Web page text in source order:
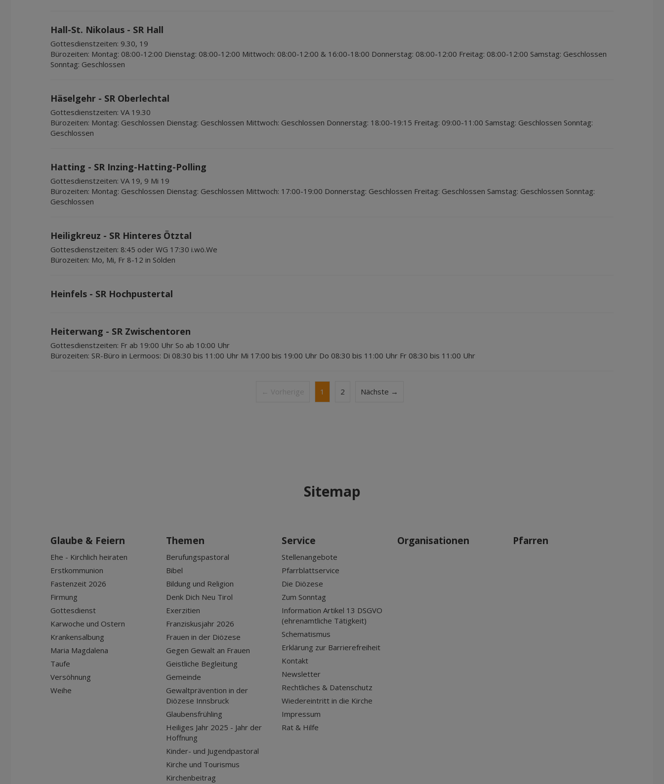
Hall-St. Nikolaus - SR Hall
Gottesdienstzeiten: 9.30, 19
Bürozeiten: Montag: 08:00-12:00 Dienstag: 08:00-12:00 Mittwoch: 08:00-12:00 & 16:00-18:00 Donnerstag: 08:00-12:00 Freitag: 08:00-12:00 Samstag: Geschlossen
Sonntag: Geschlossen
Häselgehr - SR Oberlechtal
Gottesdienstzeiten: VA 19.30
Bürozeiten: Montag: Geschlossen Dienstag: Geschlossen Mittwoch: Geschlossen Donnerstag: 18:00-19:15 Freitag: 09:00-11:00 Samstag: Geschlossen Sonntag:
Geschlossen
Hatting - SR Inzing-Hatting-Polling
Gottesdienstzeiten: VA 19, 9 Mi 19
Bürozeiten: Montag: Geschlossen Dienstag: Geschlossen Mittwoch: 17:00-19:00 Donnerstag: Geschlossen Freitag: Geschlossen Samstag: Geschlossen Sonntag:
Geschlossen
Heiligkreuz - SR Hinteres Ötztal
Gottesdienstzeiten: 8:45 oder WG 17:30 i.wö.We
Bürozeiten: Mo, Mi, Fr 8-12 in Sölden
Heinfels - SR Hochpustertal
Heiterwang - SR Zwischentoren
Gottesdienstzeiten: Fr ab 19:00 Uhr So ab 10:00 Uhr
Bürozeiten: SR-Büro in Lermoos: Di 08:30 bis 11:00 Uhr Mi 17:00 bis 19:00 Uhr Do 08:30 bis 11:00 Uhr Fr 08:30 bis 11:00 Uhr
← Vorherige 1 2 Nächste →
Sitemap
Glaube & Feiern
Ehe - Kirchlich heiraten
Erstkommunion
Fastenzeit 2026
Firmung
Gottesdienst
Karwoche und Ostern
Krankensalbung
Maria Magdalena
Taufe
Versöhnung
Weihe
Themen
Berufungspastoral
Bibel
Bildung und Religion
Denk Dich Neu Tirol
Exerzitien
Franziskusjahr 2026
Frauen in der Diözese
Gegen Gewalt an Frauen
Geistliche Begleitung
Gemeinde
Gewaltprävention in der
Diözese Innsbruck
Glaubensfrühling
Heiliges Jahr 2025 - Jahr der
Hoffnung
Kinder- und Jugendpastoral
Kirche und Tourismus
Kirchenbeitrag
Service
Stellenangebote
Pfarrblattservice
Die Diözese
Zum Sonntag
Information Artikel 13 DSGVO
(ehrenamtliche Tätigkeit)
Schematismus
Erklärung zur Barrierefreiheit
Kontakt
Newsletter
Rechtliches & Datenschutz
Wiedereintritt in die Kirche
Impressum
Rat & Hilfe
Organisationen Pfarren